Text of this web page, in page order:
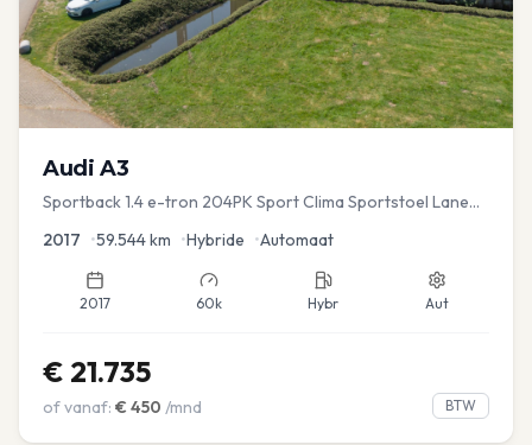
Audi A3
Sportback 1.4 e-tron 204PK Sport Clima Sportstoel Lane
2017 •59.544km •Hybride •Automaat
2017 60k Hybr Aut
€ 21.735
of vanaf: € 450 /mnd BTW